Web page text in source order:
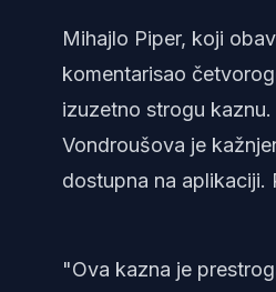
Mihajlo Piper, koji
komentarisao
izuzetno strogu kaznu.
Vondroušova je
dostupna na aplikaciji.
"Ova kazna je